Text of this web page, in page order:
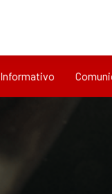
Informativo